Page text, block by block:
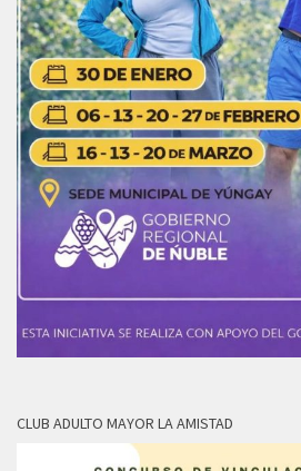
CLUB ADULTO MAYOR LA AMISTAD